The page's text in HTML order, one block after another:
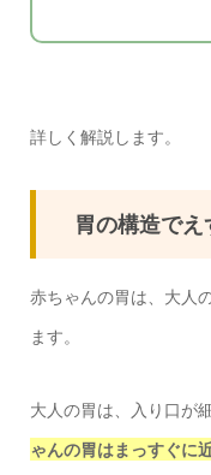
詳しく解説します。
胃の構造で
赤ちゃんの胃は、大人
ます。
大人の胃は、入り口が
ゃんの胃はまっすぐに